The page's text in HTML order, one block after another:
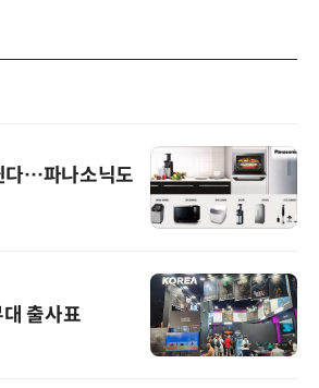
다…파나소닉도
출사표